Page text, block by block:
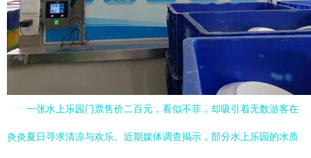
一张水上乐园门票售价二百元，看似不菲，却吸引着无数游客在
炎炎夏日寻求清凉与欢乐。近期媒体调查揭示，部分水上乐园的水质